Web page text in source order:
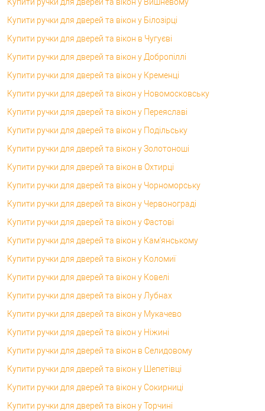
Купити ручки для дверей та вікон у Білозірці
Купити ручки для дверей та вікон в Чугуєві
Купити ручки для дверей та вікон у Добропіллі
Купити ручки для дверей та вікон у Кременці
Купити ручки для дверей та вікон у Новомосковську
Купити ручки для дверей та вікон у Переяславі
Купити ручки для дверей та вікон у Подільську
Купити ручки для дверей та вікон у Золотоноші
Купити ручки для дверей та вікон в Охтирці
Купити ручки для дверей та вікон у Чорноморську
Купити ручки для дверей та вікон у Червонограді
Купити ручки для дверей та вікон у Фастові
Купити ручки для дверей та вікон у Кам'янському
Купити ручки для дверей та вікон у Коломиї
Купити ручки для дверей та вікон у Ковелі
Купити ручки для дверей та вікон у Лубнах
Купити ручки для дверей та вікон у Мукачево
Купити ручки для дверей та вікон у Ніжині
Купити ручки для дверей та вікон в Селидовому
Купити ручки для дверей та вікон у Шепетівці
Купити ручки для дверей та вікон у Сокирниці
Купити ручки для дверей та вікон у Торчині